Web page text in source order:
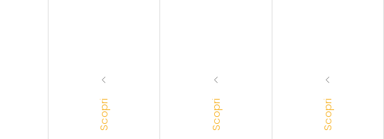
Scopri Scopri Scopri